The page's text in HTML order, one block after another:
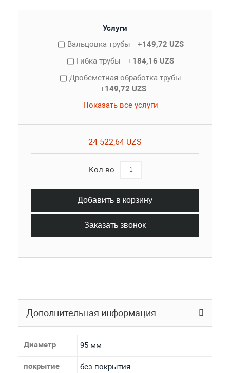
Услуги
Вальцовка трубы
+149,72 UZS
Гибка трубы
+184,16 UZS
Дробеметная обработка трубы
+149,72 UZS
Показать все услуги
24 522,64 UZS
Кол-во:
Добавить в корзину
Заказать звонок
Дополнительная информация
Диаметр 95 мм
покрытие без покрытия